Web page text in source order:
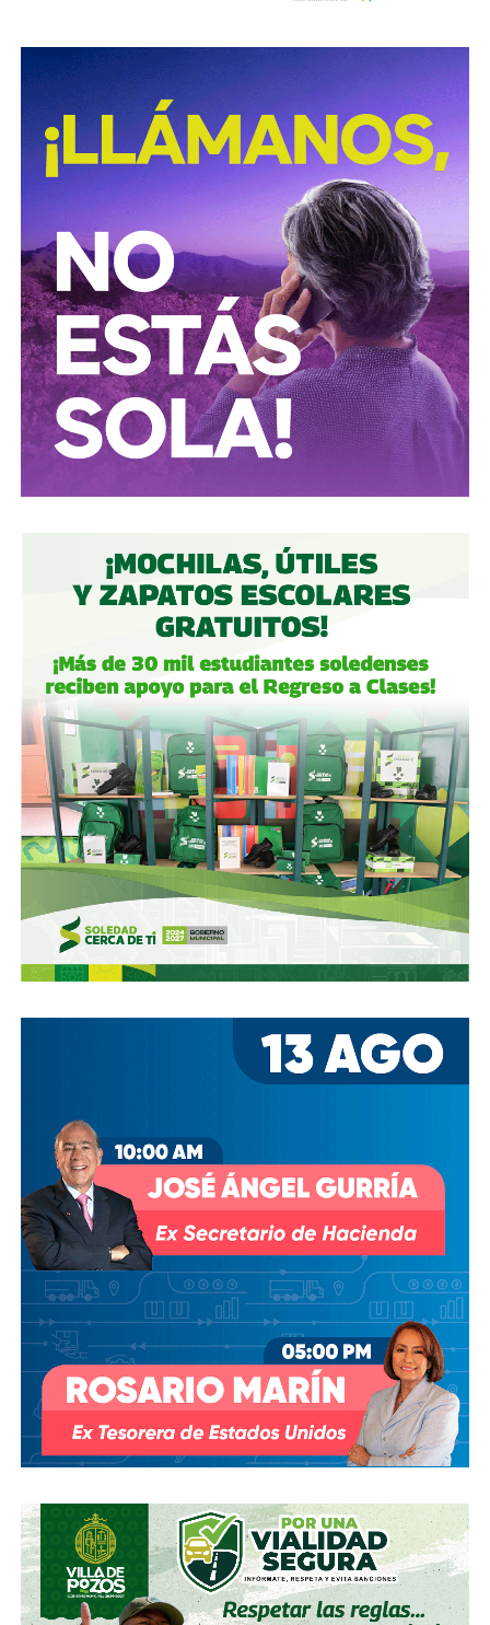
reportaje de investigación para la revistaProceso(15 de
marzo de 2025), con actas de asamblea y registros
públicos,el conglomerado ICA lo controla desde el
rescate financiero de 2016-2018 el financiero
regiomontano David Martínez Guzmán , vía vehículos
de Luxemburgo ligados a su fondo
Fintech Advisory
, en
sociedad con
Bernardo Gómez yAlfonso de Angoitia
los dos copresidentes de Grupo Televisa.
La estructura accionaria de ICA Tenedora se ha modificado
con el tiempo: tras la venta a la francesa Vinci, en
diciembre de 2022, de la participación conjunta en Grupo
Aeroportuario Centro Norte (OMA), quedó en30% para
Martínez y 23.95% para cada uno de los dos
ejecutivos de Televisay un 1.2% de Control Empresarial
de Capitales, filial de Grupo Carso de Carlos Slim, es decir,
el propio Slim también tiene una participación minoritaria,
Gómez y De Angoitia han sido por muchos años los
hombre de confianza de Emilio Azcárraga Jean, al
grado que cuando en 2024 este último dio un paso al
costado de la presidencia de Grupo Televisa en medio de
de la FIFA para asegurar los derechos del Mundial, fueron
ellos dos quienes asumieron el puesto de Co-
s.
Su relación con Martínez no se limita a Empresas ICA,
pues desde octubre de 2024 (justo unos días antes del
cambio en la presidencia) el oriundo de Monterreyha
comprado, además, acciones de la propia Televisa.
Empezó con 7.8%, lo que lo volvió su tercer mayor
El pasado mes de junio, como parte de un aumento de
capital de alrededor de 7 mil millones de pesos aprobado
por los accionistas de Televisa, la empresa informó que l
participación de Martínez podría llegar a 22.3% una
vez se conviertan las obligaciones que compró, lo